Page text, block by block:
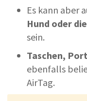
Es kann aber
Hund oder
sein.
Taschen,
ebenfalls
AirTag.